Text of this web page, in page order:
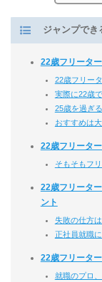
ジャンプでき
22歳フリータ
22歳フリー
実際に22歳
25歳を過ぎ
おすすめは
22歳フリータ
そもそもフ
22歳フリータ
ント
失敗の仕方
正社員就職
22歳フリータ
就職のプロ